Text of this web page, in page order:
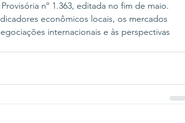
nº 1.363, editada no fim de maio.
econômicos locais, os mercados
internacionais e às perspectivas